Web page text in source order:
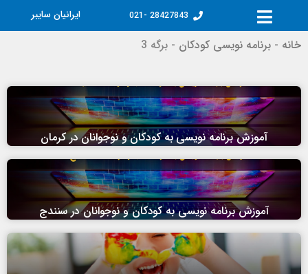
28427843 -021 ایرانیان سایبر
خانه- برنامه نویسی کودکان- برگه 3
آموزش برنامه نویسی به کودکان و نوجوانان در کرمان
آموزش برنامه نویسی به کودکان و نوجوانان در سنندج